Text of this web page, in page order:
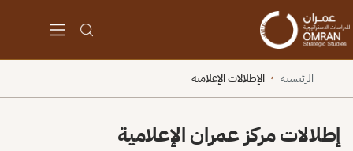
الرئيسية › الإطلالات الإعلامية
إطلالات مركز عمران الإعلامية